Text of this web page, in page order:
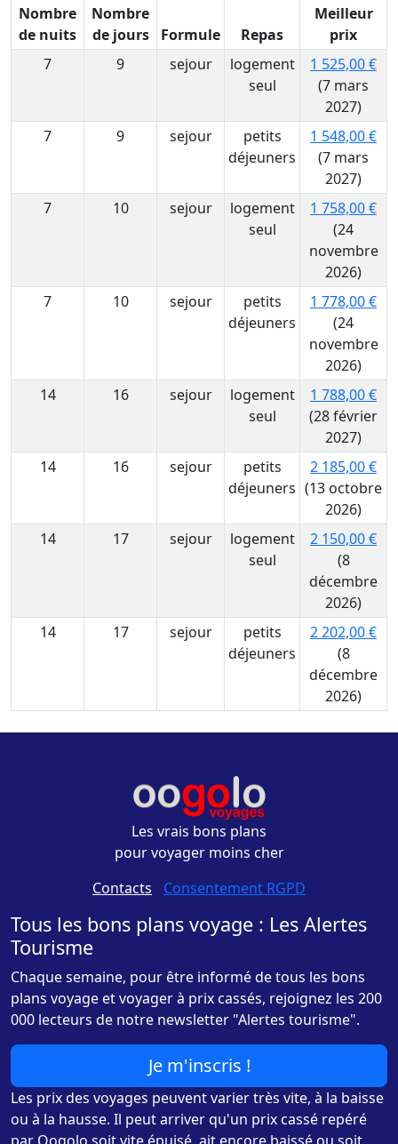
Nombre
de nuits
Nombre
de jours
Formule Repas
Meilleur
prix
7
9 sejour
logement
seul
1 525,00 €
(7 mars
2027)
7
9 sejour
petits
déjeuners
1 548,00 €
(7 mars
2027)
7
10 sejour
logement
seul
1 758,00 €
(24
novembre
2026)
7
10 sejour
petits
déjeuners
1 778,00 €
(24
novembre
2026)
14
16 sejour
logement
seul
1 788,00 €
(28 février
2027)
14
16 sejour
petits
déjeuners
2 185,00 €
(13 octobre
2026)
14
17 sejour
logement
seul
2 150,00 €
(8
décembre
2026)
14
17 sejour
petits
déjeuners
2 202,00 €
(8
décembre
2026)
Les vrais bons plans
pour voyager moins cher
Contacts - Consentement RGPD
Tous les bons plans voyage : Les Alertes
Tourisme
Chaque semaine, pour être informé de tous les bons
plans voyage et voyager à prix cassés, rejoignez les 200
000 lecteurs de notre newsletter "Alertes tourisme".
Je m'inscris !
Les prix des voyages peuvent varier très vite, à la baisse
ou à la hausse. Il peut arriver qu'un prix cassé repéré